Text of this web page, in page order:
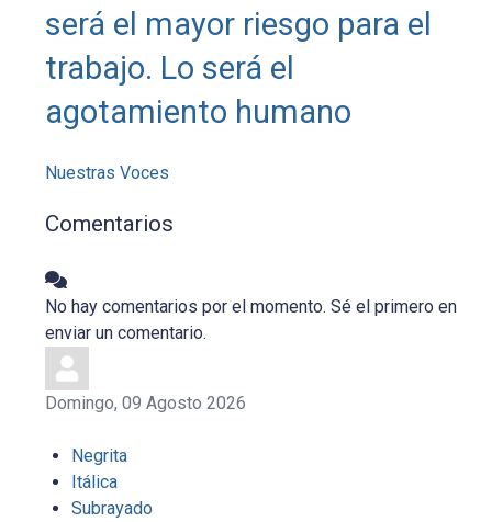
será el mayor riesgo para el
trabajo. Lo será el
agotamiento humano
Nuestras Voces
Comentarios
No hay comentarios por el momento. Sé el primero en
enviar un comentario.
Domingo, 09 Agosto 2026
Negrita
Itálica
Subrayado